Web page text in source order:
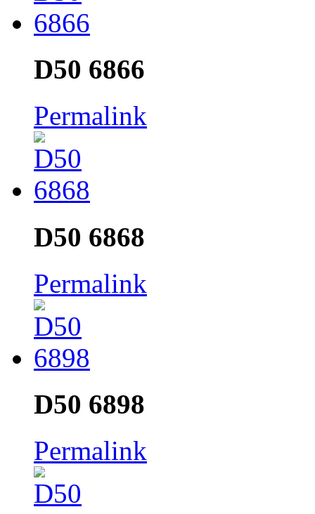
D50 6866
Permalink
D50 6868
Permalink
D50 6898
Permalink